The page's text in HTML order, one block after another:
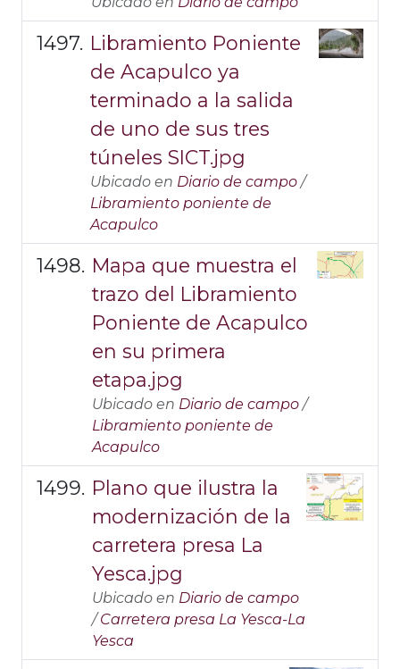
Libramiento Poniente
de Acapulco ya
terminado a la salida
de uno de sus tres
túneles SICT.jpg
Ubicado en Diario de campo /
Libramiento poniente de
Acapulco
Mapa que muestra el
trazo del Libramiento
Poniente de Acapulco
en su primera
etapa.jpg
Ubicado en Diario de campo /
Libramiento poniente de
Acapulco
Plano que ilustra la
modernización de la
carretera presa La
Yesca.jpg
Ubicado en Diario de campo
/Carretera presa La Yesca-La
Yesca